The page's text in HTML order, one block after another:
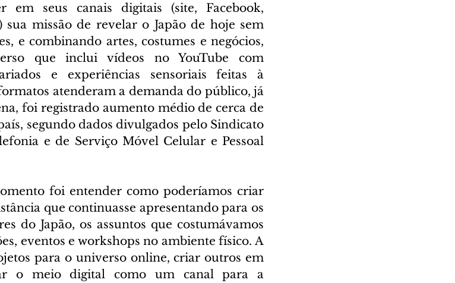
em seus canais digitais (site, Facebook,
sua missão de revelar o Japão de hoje sem
e combinando artes, costumes e negócios,
que inclui vídeos no YouTube com
e experiências sensoriais feitas à
atenderam a demanda do público, já
foi registrado aumento médio de cerca de
segundo dados divulgados pelo Sindicato
e de Serviço Móvel Celular e Pessoal
foi entender como poderíamos criar
que continuasse apresentando para os
do Japão, os assuntos que costumávamos
eventos e workshops no ambiente físico. A
para o universo online, criar outros em
o meio digital como um canal para a